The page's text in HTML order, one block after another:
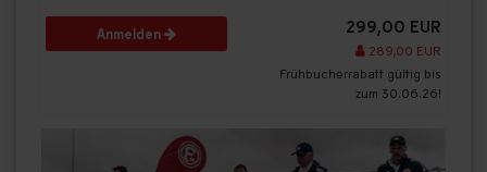
Anmelden 299,00 EUR
289,00 EUR
Frühbucherrabatt gültig bis
zum 30.06.26!